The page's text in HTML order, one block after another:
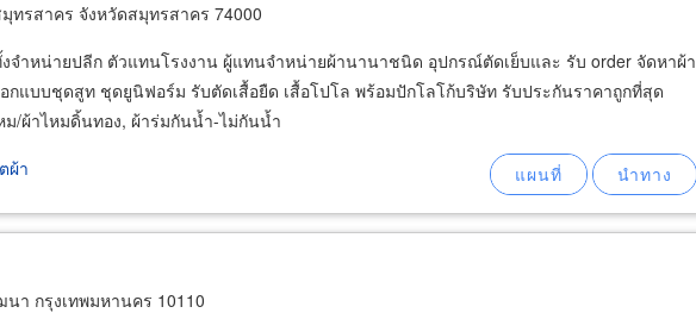
ทรสาคร จังหวัดสมุทรสาคร 74000
จำหน่ายปลีก ตัวแทนโรงงาน ผู้แทนจำหน่ายผ้านานาชนิด อุปกรณ์ตัดเย็บและ รับ order จัดหาผ้า
แบบชุดสูท ชุดยูนิฟอร์ม รับตัดเสื้อยืด เสื้อโปโล พร้อมปักโลโก้บริษัท รับประกันราคาถูกที่สุด
ม/ผ้าไหมดิ้นทอง, ผ้าร่มกันน้ำ-ไม่กันน้ำ
ผ้า
า กรุงเทพมหานคร 10110